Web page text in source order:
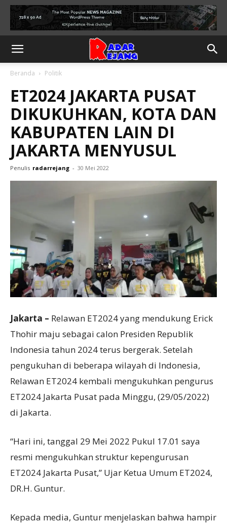
Beranda Politik
ET2024 JAKARTA PUSAT
DIKUKUHKAN, KOTA DAN
KABUPATEN LAIN DI
JAKARTA MENYUSUL
Penulis radarrejang - 30 Mei 2022
Jakarta – Relawan ET2024 yang mendukung Erick
Thohir maju sebagai calon Presiden Republik
Indonesia tahun 2024 terus bergerak. Setelah
pengukuhan di beberapa wilayah di Indonesia,
Relawan ET2024 kembali mengukuhkan pengurus
ET2024 Jakarta Pusat pada Minggu, (29/05/2022)
di Jakarta.
“Hari ini, tanggal 29 Mei 2022 Pukul 17.01 saya
resmi mengukuhkan struktur kepengurusan
ET2024 Jakarta Pusat,” Ujar Ketua Umum ET2024,
DR.H. Guntur.
Kepada media, Guntur menjelaskan bahwa hampir